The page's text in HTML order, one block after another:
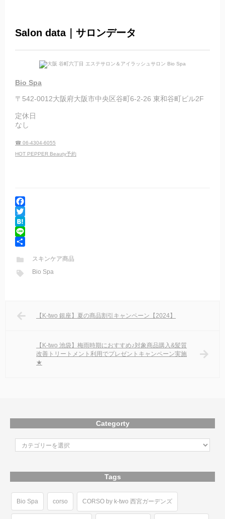
Salon data｜サロンデータ
Bio Spa
〒542-0012大阪府大阪市中央区谷町6-2-26 東和谷町ビル2F
定休日
なし
☎ 06-4304-6055
HOT PEPPER Beauty予約
F
a
c
e
o
o
T
w
e
H
a
e
n
L
n
e
有
スキンケア商品
Bio Spa
【K-two 銀座】夏の商品割引キャンペーン【2024】
【K-two 池袋】梅雨時期におすすめ♪対象商品購入&髪質
改善トリートメント利用でプレゼントキャンペーン実施
★
Categorty
Tags
Bio Spa corso CORSO by k-two 西宮ガーデンズ